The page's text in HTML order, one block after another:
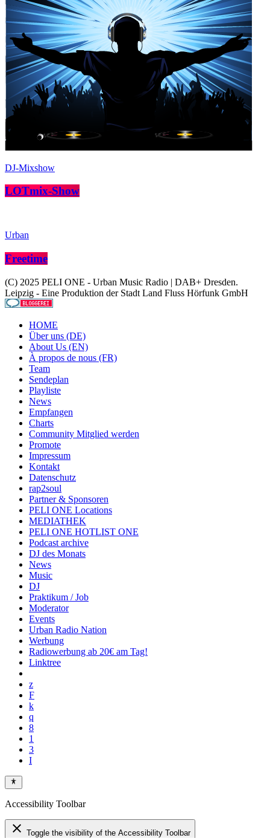
DJ-Mixshow
LOTmix-Show
Urban
Freetime
(C) 2025 PELI ONE - Urban Music Radio | DAB+ Dresden.
Leipzig - Eine Produktion der Stadt Land Fluss Hörfunk GmbH
HOME
Über uns (DE)
About Us (EN)
À propos de nous (FR)
Team
Sendeplan
Playliste
News
Empfangen
Charts
Community Mitglied werden
Promote
Impressum
Kontakt
Datenschutz
rap2soul
Partner & Sponsoren
PELI ONE Locations
MEDIATHEK
PELI ONE HOTLIST ONE
Podcast archive
DJ des Monats
News
Music
DJ
Praktikum / Job
Moderator
Events
Urban Radio Nation
Werbung
Radiowerbung ab 20€ am Tag!
Linktree
Accessibility Toolbar
close Toggle the visibility of the Accessibility Toolbar